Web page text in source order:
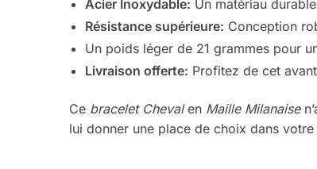
Acier Inoxydable: Un matériau
Résistance supérieure: Conception
Un poids léger de 21 grammes pour
Livraison offerte: Profitez de cet
Ce bracelet Chevalen Maille Milanaise
lui donner une place de choix dans